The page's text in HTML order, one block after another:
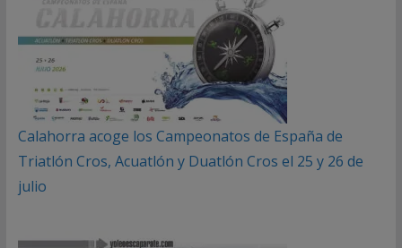
Calahorra acoge los Campeonatos de España de
Triatlón Cros, Acuatlón y Duatlón Cros el 25 y 26 de
julio